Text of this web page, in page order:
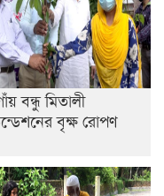
বন্ধু মিতালী
বৃক্ষ রোপণ